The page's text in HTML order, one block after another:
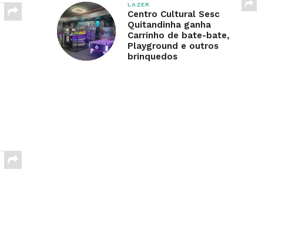
LAZER
Centro Cultural Sesc
Quitandinha ganha
Carrinho de bate-bate,
Playground e outros
brinquedos